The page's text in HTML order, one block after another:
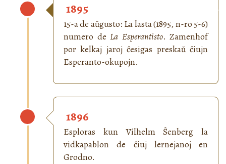
1895
15-a de aŭgusto: La lasta (1895, n-ro 5-6)
numero de La Esperantisto. Zamenhof
por kelkaj jaroj ĉesigas preskaŭ ĉiujn
Esperanto-okupojn.
1896
Esploras kun Vilhelm Ŝenberg la
vidkapablon de ĉiuj lernejanoj en
Grodno.